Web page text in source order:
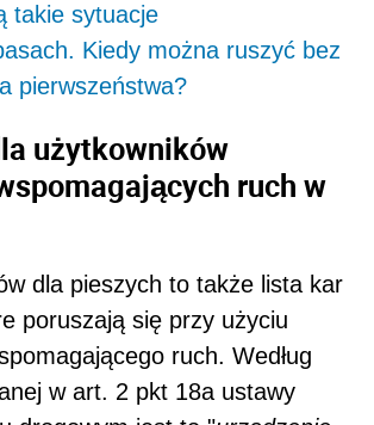
takie sytuacje
Kiedy można ruszyć bez
pierwszeństwa?
użytkowników
ruch w
dla pieszych to także lista kar
poruszają się przy użyciu
ruch. Według
w art. 2 pkt 18a ustawy